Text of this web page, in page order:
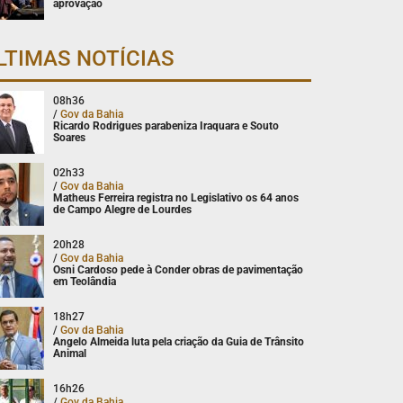
aprovação
NOTÍCIAS
08h36
/Gov da Bahia
Ricardo Rodrigues parabeniza Iraquara e Souto
Soares
02h33
/Gov da Bahia
Matheus Ferreira registra no Legislativo os 64 anos
de Campo Alegre de Lourdes
20h28
/Gov da Bahia
Osni Cardoso pede à Conder obras de pavimentação
em Teolândia
18h27
/Gov da Bahia
Angelo Almeida luta pela criação da Guia de Trânsito
Animal
16h26